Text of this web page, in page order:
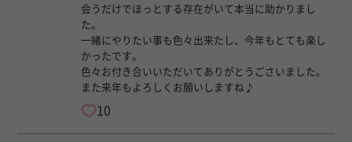
会うだけでほっとする存在がいて本当に助かりまし
た。
一緒にやりたい事も色々出来たし、今年もとても楽し
かったです。
色々お付き合いいただいてありがとうごさいました。
また来年もよろしくお願いしますね♪
10